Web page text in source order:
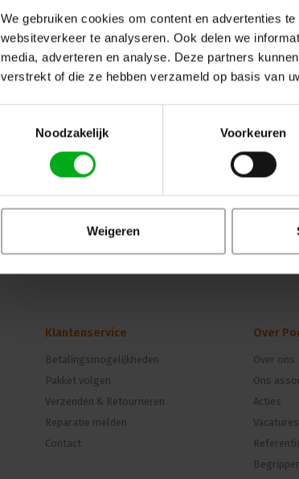
We gebruiken cookies om content en advertenties
websiteverkeer te analyseren. Ook delen we
media, adverteren en analyse. Deze partners
verstrekt of die ze hebben verzameld op basis van
Noodzakelijk
Voorkeuren
Weigeren
Klantenservice
Betalingsmogelijkheden
Pakket volgen
Verzenden & Retourneren
Reparatie melden
Contact
Over
Over ons
Ons
Acties
Vacatures